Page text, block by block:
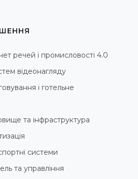
речей і промисловості 4.0
відеонагляду
і готельне
та інфраструктура
системи
та управління